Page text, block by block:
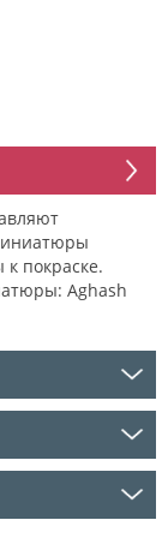
покраске.
Aghash